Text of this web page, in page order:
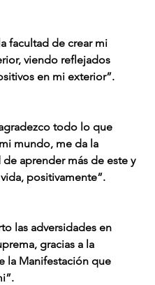
facultad de crear mi
viendo reflejados
en mi exterior”.
todo lo que
mundo, me da la
aprender más de este y
positivamente”.
las adversidades en
gracias a la
la Manifestación que